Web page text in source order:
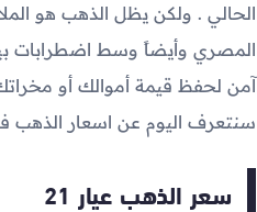
الحالي . ولكن يظل الذهب هو
المصري وأيضاً وسط اضطرابات
آمن لحفظ قيمة أموالك أو
سنتعرف اليوم عن اسعار
سعر الذهب عيار 21